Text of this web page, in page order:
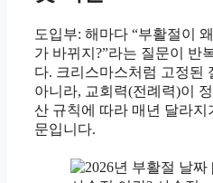
도입부: 해마다 “부활절이
가 바뀌지?”라는 질문이 반
다. 크리스마스처럼 고정된
아니라, 교회력(전례력)이 정
산 규칙에 따라 매년 달라지
문입니다.